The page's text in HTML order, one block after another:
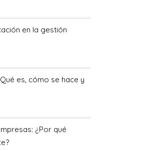
en la gestión
es, cómo se hace y
¿Por qué